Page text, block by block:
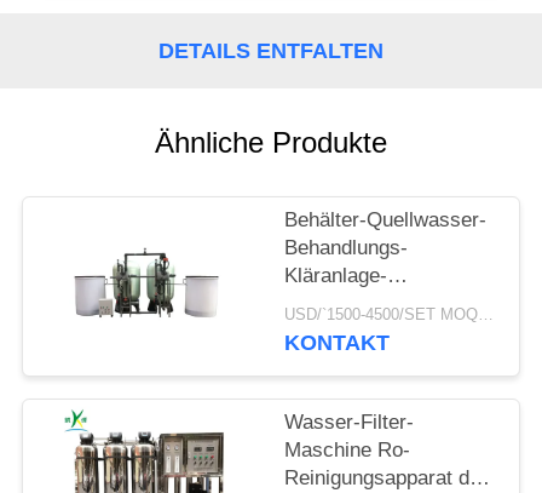
COMPANY
SITEMAP
PRIVACY
POLICY
DETAILS ENTFALTEN
Ähnliche Produkte
Behälter-Quellwasser-
Behandlungs-
Kläranlage-
Wasserenthärter-
System-
Filter 15000L/H FRP
USD/`1500-4500/SET MOQ:1 Satz
KONTAKT
Wasser-Filter-
Maschine Ro-
Reinigungsapparat der